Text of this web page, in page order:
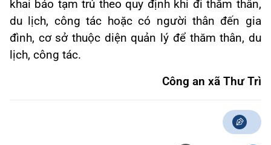
khai báo tạm trú theo quy định khi đi thăm thân,
du lịch, công tác hoặc có người thân đến gia
đình, cơ sở thuộc diện quản lý để thăm thân, du
lịch, công tác.
Công an xã Thư Trì